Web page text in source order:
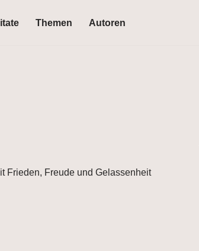
Themen Autoren
Frieden, Freude und Gelassenheit